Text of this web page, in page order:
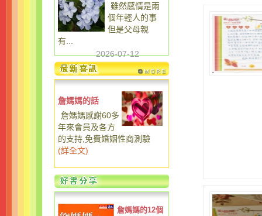
雖然感情是兩
個年輕人的事
但是父母親
有...
2026-07-12
詹媽媽的話
詹媽媽感謝60多
年來會員及各方
的支持,免費婚姻性商測驗
(詳全文)
詹媽媽的12個